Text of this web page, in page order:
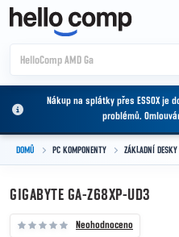
Přejít na obsah
Nákup na splátky přes ESSOX je
problémů.
DOMŮ PC KOMPONENTY ZÁKLADNÍ DESKY
GIGABYTE GA-Z68XP-UD3
Neohodnoceno